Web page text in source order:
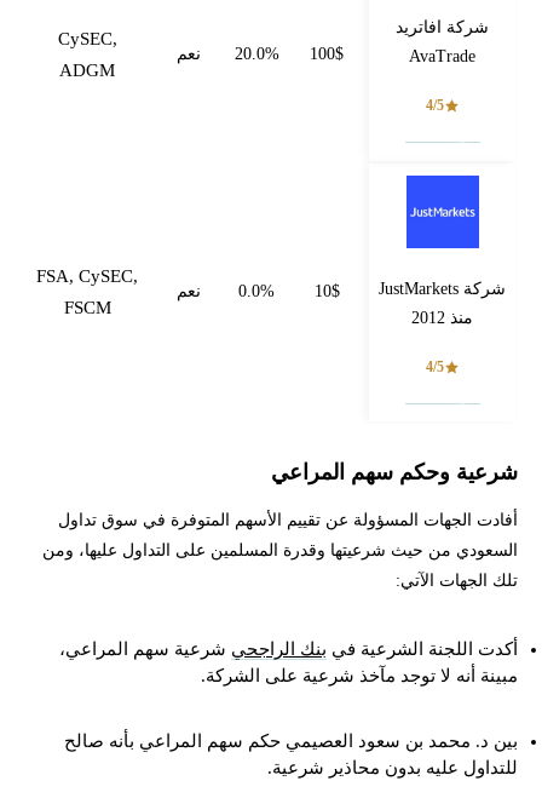
شركة افاتريد
AvaTrade
4/5
100$
20.0% نعم
CySEC,
ADGM
شركة JustMarkets
منذ 2012
4/5
10$
0.0% نعم
FSA, CySEC,
FSCM
شرعية وحكم سهم المراعي
أفادت الجهات المسؤولة عن تقييم الأسهم المتوفرة في سوق تداول
السعودي من حيث شرعيتها وقدرة المسلمين على التداول عليها، ومن
تلك الجهات الآتي:
أكدت اللجنة الشرعية في بنك الراجحي شرعية سهم المراعي،
مبينة أنه لا توجد مآخذ شرعية على الشركة.
بين د. محمد بن سعود العصيمي حكم سهم المراعي بأنه صالح
للتداول عليه بدون محاذير شرعية.